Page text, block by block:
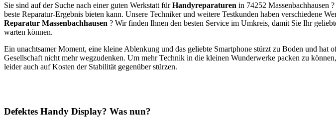
Sie sind auf der Suche nach einer guten Werkstatt fürHandyreparaturen in 74252 Massenbachhausen
beste Reparatur-Ergebnis bieten kann. Unsere Techniker und weitere Testkunden haben verschiedene
Reparatur Massenbachhausen ? Wir finden Ihnen den besten Service im Umkreis, damit Sie Ihr
warten können.
Ein unachtsamer Moment, eine kleine Ablenkung und das geliebte Smartphone stürzt zu Boden und
Gesellschaft nicht mehr wegzudenken. Um mehr Technik in die kleinen Wunderwerke packen zu
leider auch auf Kosten der Stabilität gegenüber stürzen.
Defektes Handy Display? Was nun?